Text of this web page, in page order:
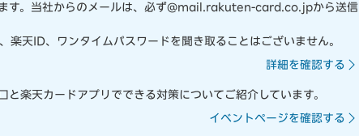
す。当社からのメールは、必ず@mail.rakuten-card.co.jpから送信
楽天ID、ワンタイムパスワードを聞き取ることはございません。
詳細を確認する
楽天カードアプリでできる対策についてご紹介しています。
イベントページを確認する